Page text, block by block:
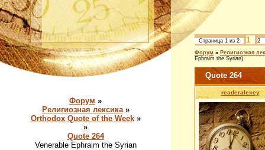
Форум »
Религиозная лексика»
Orthodox Quote of the Week»
»
Quote 264
Venerable Ephraim the Syrian
Страница 1 из 2 1
2
Форум » Религиозная
Ephraim the Syrian)
Quote 264
readeralexey